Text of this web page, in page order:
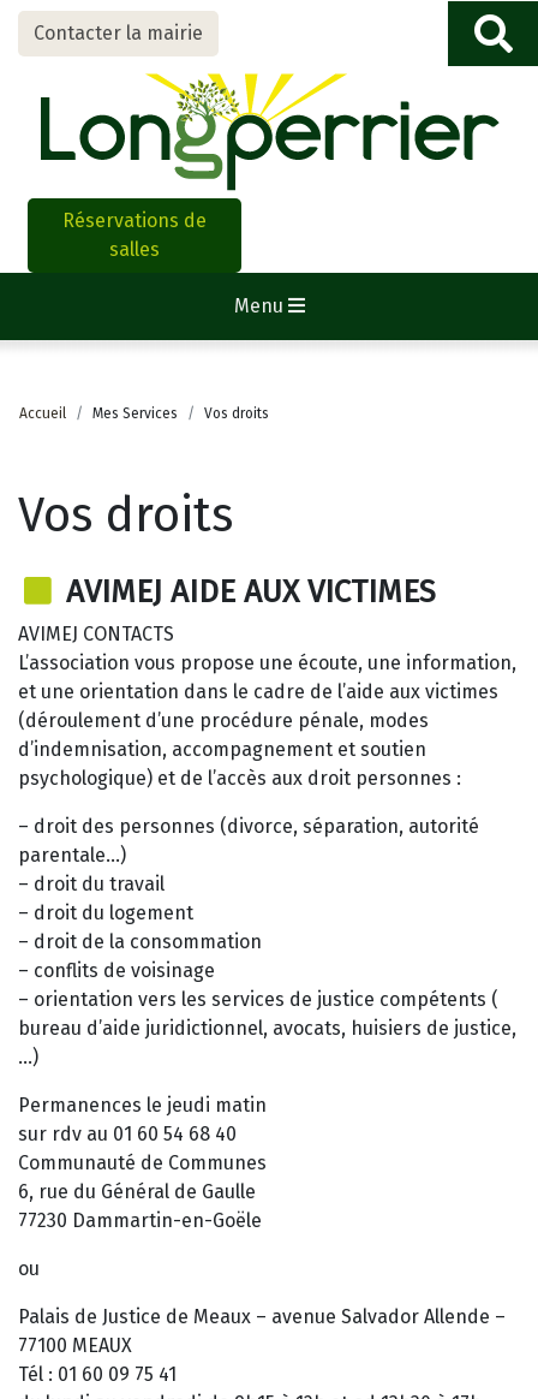
Contacter la mairie
Réservations de
salles
Menu
Accueil Mes Services Vos droits
Vos droits
AVIMEJ AIDE AUX VICTIMES
AVIMEJ CONTACTS
L’association vous propose une écoute, une information,
et une orientation dans le cadre de l’aide aux victimes
(déroulement d’une procédure pénale, modes
d’indemnisation, accompagnement et soutien
psychologique) et de l’accès aux droit personnes :
– droit des personnes (divorce, séparation, autorité
parentale…)
– droit du travail
– droit du logement
– droit de la consommation
– conflits de voisinage
– orientation vers les services de justice compétents (
bureau d’aide juridictionnel, avocats, huisiers de justice,
…)
Permanences le jeudi matin
sur rdv au 01 60 54 68 40
Communauté de Communes
6, rue du Général de Gaulle
77230 Dammartin-en-Goële
ou
Palais de Justice de Meaux – avenue Salvador Allende –
77100 MEAUX
Tél : 01 60 09 75 41